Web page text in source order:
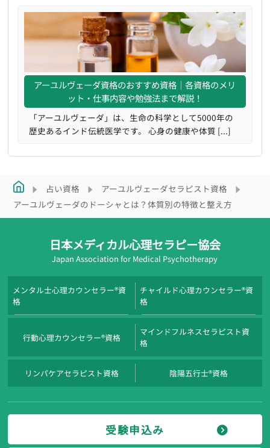
アーユルヴェーダ資格のおすすめ資格｜各資格のメリ
ット・仕事内容や勉強法まで解説！
「アーユルヴェーダ」は、生命の科学として5000年の
歴史あるインド伝統医学です。 心身の健康や体質 [...]
占い資格
アーユルヴェーダセラピスト資格
アーユルヴェーダのドーシャとは？体質別の特徴と整え方
日本メディカル心理セラピー協会
Japan Association for Medical Psychotherapy
メンタル士心理カウンセラー®資
格
チャイルド心理カウンセラー®資
格
行動心理カウンセラー®資格
マインドフルネスセラピスト資
格
リンパケアセラピスト資格 陰陽五行士®資格
受験申込み